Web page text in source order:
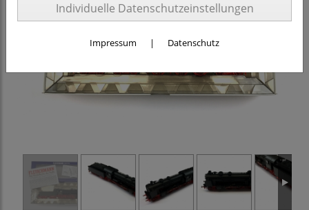
Individuelle Datenschutzeinstellungen
Impressum | Datenschutz